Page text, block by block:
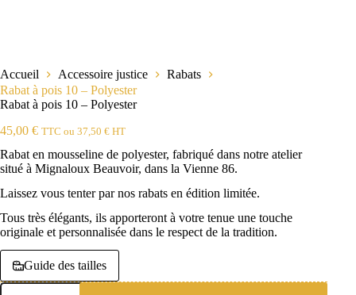
Accueil Accessoire justice
Rabats
Rabat à pois 10 – Polyester
Rabat à pois 10 – Polyester
45,00 € TTC ou 37,50 € HT
Rabat en mousseline de polyester, fabriqué dans notre atelier
situé à Mignaloux Beauvoir, dans la Vienne 86.
Laissez vous tenter par nos rabats en édition limitée.
Tous très élégants, ils apporteront à votre tenue une touche
originale et personnalisée dans le respect de la tradition.
Guide des tailles
quantité